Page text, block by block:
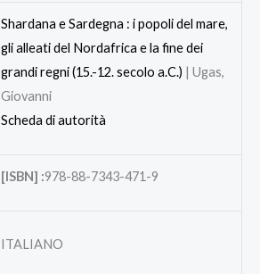
Shardana e Sardegna : i popoli del mare,
gli alleati del Nordafrica e la fine dei
grandi regni (15.-12. secolo a.C.) | Ugas,
Giovanni
Scheda di autorità
[ISBN] :978-88-7343-471-9
ITALIANO